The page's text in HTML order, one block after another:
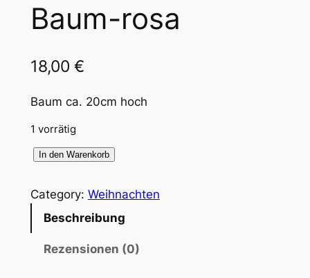
Baum-rosa
18,00 €
Baum ca. 20cm hoch
1 vorrätig
u
In den Warenkorb
Category: Weihnachten
Beschreibung
Rezensionen (0)